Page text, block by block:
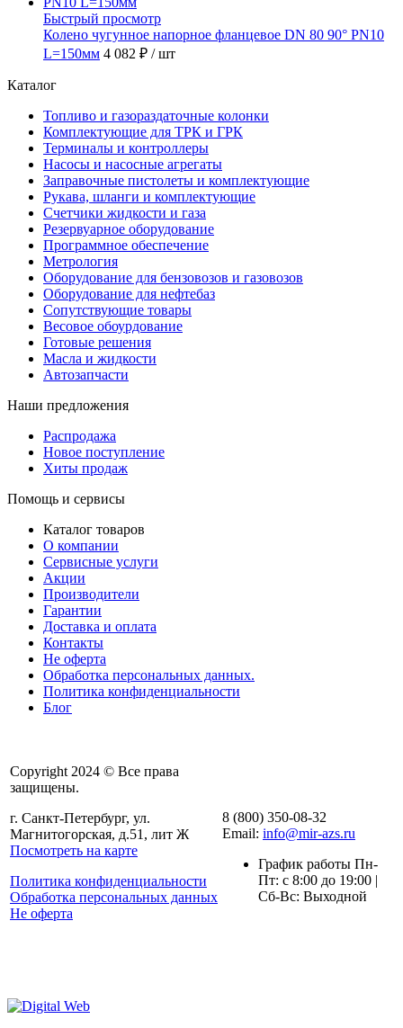
Быстрый просмотр
Колено чугунное напорное фланцевое DN 80 90° PN10
L=150мм 4 082 ₽ / шт
Каталог
Топливо и газораздаточные колонки
Комплектующие для ТРК и ГРК
Терминалы и контроллеры
Насосы и насосные агрегаты
Заправочные пистолеты и комплектующие
Рукава, шланги и комплектующие
Счетчики жидкости и газа
Резервуарное оборудование
Программное обеспечение
Метрология
Оборудование для бензовозов и газовозов
Оборудование для нефтебаз
Сопутствующие товары
Весовое обоурдование
Готовые решения
Масла и жидкости
Автозапчасти
Наши предложения
Распродажа
Новое поступление
Хиты продаж
Помощь и сервисы
Каталог товаров
О компании
Сервисные услуги
Акции
Производители
Гарантии
Доставка и оплата
Контакты
Не оферта
Обработка персональных данных.
Политика конфиденциальности
Блог
Copyright 2024 © Все права
защищены.
г. Санкт-Петербург, ул.
Магнитогорская, д.51, лит Ж
Посмотреть на карте
Политика конфиденциальности
Обработка персональных данных
Не оферта
8 (800) 350-08-32
Email: info@mir-azs.ru
График работы Пн-
Пт: с 8:00 до 19:00 |
Сб-Вс: Выходной